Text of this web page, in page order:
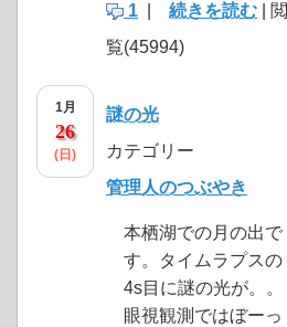
1 続きを読む | 閲
覧(45994)
1月
26
(日)
謎の光
カテゴリー
管理人のつぶやき
本栖湖での月の出で
す。タイムラプスの
4s目に謎の光が。。
眼視観測ではぼーっ